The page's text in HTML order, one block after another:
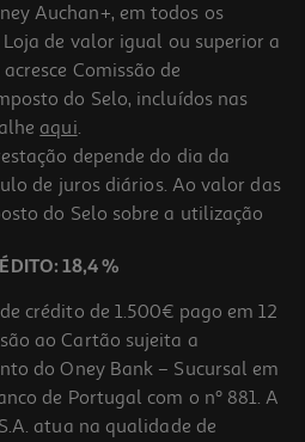
3.0
Db Archer-T3u
Auchan+, em todos os
de valor igual ou superior a
Comissão de
do Selo, incluídos nas
aqui.
depende do dia da
de juros diários. Ao valor das
do Selo sobre a utilização
18,4 %
crédito de 1.500€ pago em 12
ao Cartão sujeita a
do Oney Bank – Sucursal em
de Portugal com o nº 881. A
atua na qualidade de